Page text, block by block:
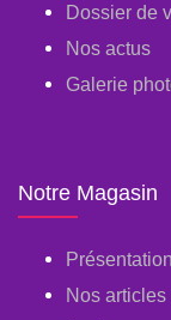
Dossier de
Nos actus
Galerie
Notre Magasin
Présentation
Nos